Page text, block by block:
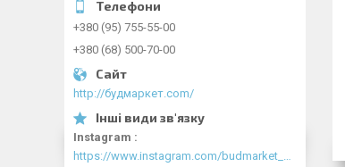
+380 (95) 755-55-00
+380 (68) 500-70-00
http://будмаркет.com/
Instagram